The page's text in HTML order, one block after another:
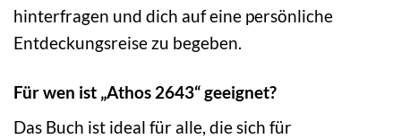
hinterfragen und dich auf eine persönliche
Entdeckungsreise zu begeben.
Für wen ist „Athos 2643“ geeignet?
Das Buch ist ideal für alle, die sich für